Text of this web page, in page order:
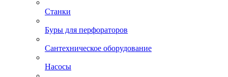
Станки
Буры для перфораторов
Сантехническое оборудование
Насосы